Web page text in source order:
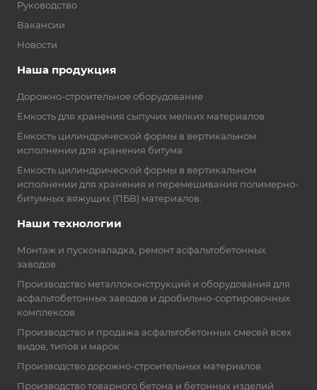
Руководство
Вакансии
Новости
Наша продукция
Дорожно-строительное оборудование
Ёмкость для хранения сыпучих мелких материалов
Ёмкость цилиндрической формы в вертикальном
исполнении для хранения битума
Ёмкость цилиндрической формы в вертикальном
исполнении для хранения и перемешивания полимерно-
битумных вяжущих (ПБВ) материалов.
Наши технологии
Монтаж и пусконаладка, ремонт асфальтобетонных
заводов
Производство металлоконструкций и оборудования для
асфальтобетонных заводов и дробильно-сортировочных
комплексов
Производство и продажа асфальтобетонных смесей всех
видов, типов и марок
Производство дорожно-строительных материалов
Производство товарного бетона и бетонных изделий